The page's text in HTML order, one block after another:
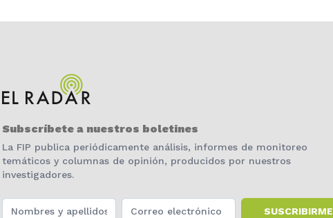
Subscríbete a nuestros boletines
La FIP publica periódicamente análisis, informes de monitoreo
temáticos y columnas de opinión, producidos por nuestros
investigadores.
SUSCRIBIRME